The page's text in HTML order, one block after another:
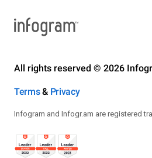
All rights reserved © 2026
Terms& Privacy
Infogram and Infogr.am are registered